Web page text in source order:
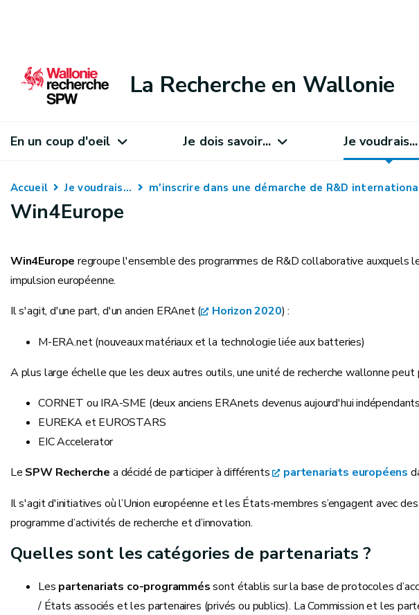
La Recherche en Wallonie
En un coup d'oeil Je dois savoir... Je voudrais...
Accueil Je voudrais... m'inscrire dans une démarche de R&D
Win4Europe
Win4Europe regroupe l'ensemble des programmes de R&D collaborative auxquels
impulsion européenne.
Il s'agit, d'une part, d'un ancien ERAnet (
Horizon 2020) :
M-ERA.net (nouveaux matériaux et la technologie liée aux batteries)
A plus large échelle que les deux autres outils, une unité de recherche wallonne
CORNET ou IRA-SME (deux anciens ERAnets devenus aujourd'hui
EUREKA et EUROSTARS
EIC Accelerator
Le SPW Recherche a décidé de participer à différents partenariats européens
Il s'agit d'initiatives où l’Union européenne et les États-membres s’engagent avec
programme d’activités de recherche et d’innovation.
Quelles sont les catégories de partenariats ?
Les partenariats co-programméssont établis sur la base de protocoles
/ États associés et les partenaires (privés ou publics). La Commission et les